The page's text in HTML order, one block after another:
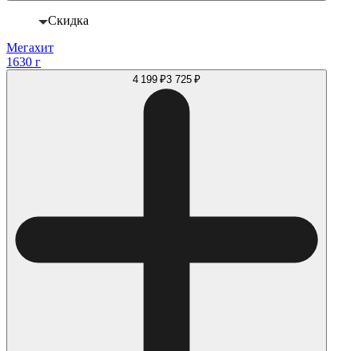
Скидка
Мегахит
1630 г
4 199 ₽3 725 ₽